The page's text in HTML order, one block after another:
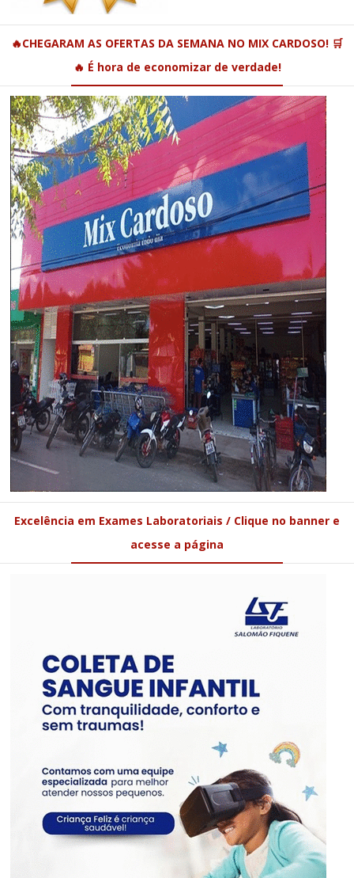
🔥CHEGARAM AS OFERTAS DA SEMANA NO MIX CARDOSO! 🛒
🔥 É hora de economizar de verdade!
Excelência em Exames Laboratoriais / Clique no banner e
acesse a página